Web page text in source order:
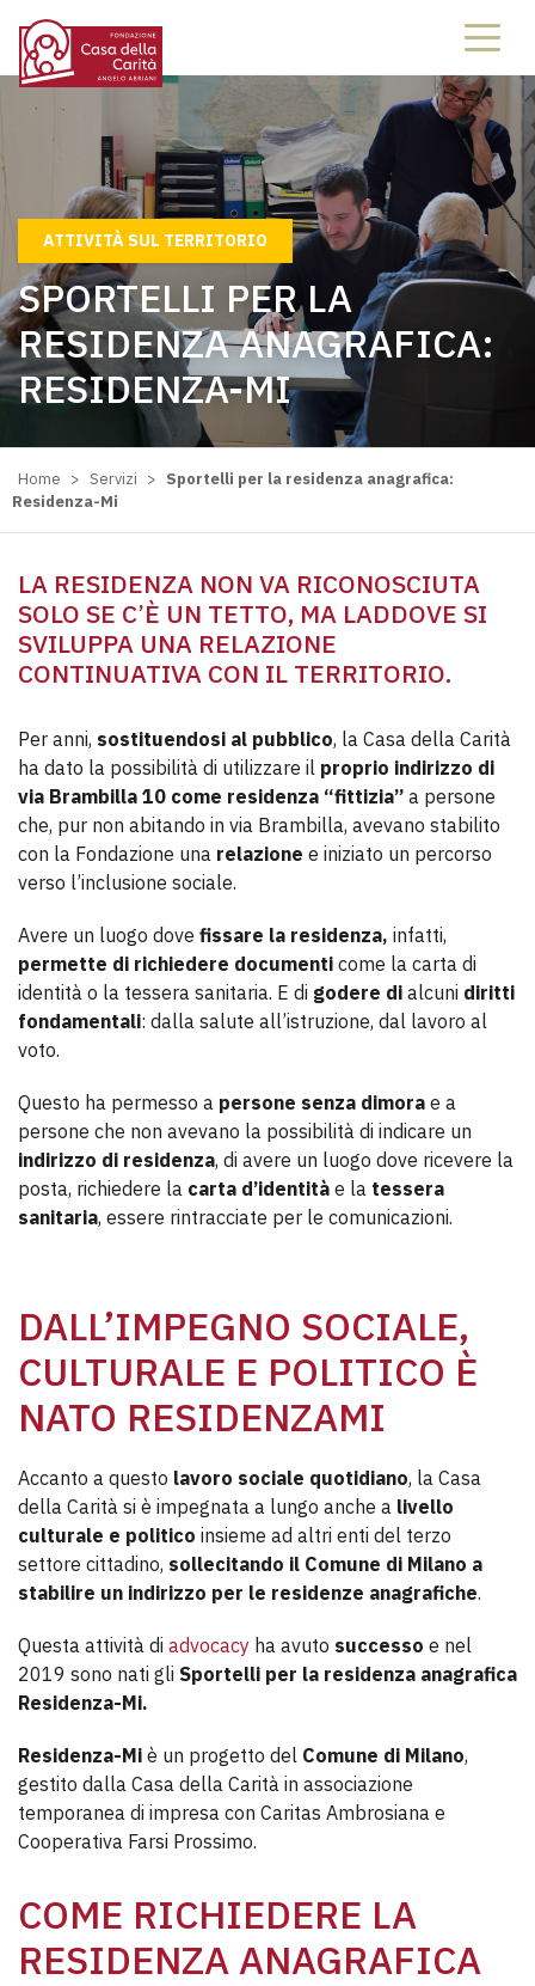
67956795
ATTIVITÀ SUL TERRITORIO
SPORTELLI PER LA
RESIDENZA ANAGRAFICA:
RESIDENZA-MI
Home > Servizi > Sportelli per la residenza anagrafica:
Residenza-Mi
LA RESIDENZA NON VA RICONOSCIUTA
SOLO SE C’È UN TETTO, MA LADDOVE SI
SVILUPPA UNA RELAZIONE
CONTINUATIVA CON IL TERRITORIO.
Per anni, sostituendosi al pubblico, la Casa della Carità
ha dato la possibilità di utilizzare il proprio indirizzo di
via Brambilla 10 come residenza “fittizia” a persone
che, pur non abitando in via Brambilla, avevano stabilito
con la Fondazione una relazione e iniziato un percorso
verso l’inclusione sociale.
Avere un luogo dove fissare la residenza, infatti,
permette di richiedere documenti come la carta di
identità o la tessera sanitaria. E di godere di alcuni diritti
fondamentali: dalla salute all’istruzione, dal lavoro al
voto.
Questo ha permesso a persone senza dimora e a
persone che non avevano la possibilità di indicare un
indirizzo di residenza, di avere un luogo dove ricevere la
posta, richiedere la carta d’identità e la tessera
sanitaria, essere rintracciate per le comunicazioni.
DALL’IMPEGNO SOCIALE,
CULTURALE E POLITICO È
NATO RESIDENZAMI
Accanto a questo lavoro sociale quotidiano, la Casa
della Carità si è impegnata a lungo anche a livello
culturale e politico insieme ad altri enti del terzo
settore cittadino, sollecitando il Comune di Milano a
stabilire un indirizzo per le residenze anagrafiche.
Questa attività di advocacy ha avuto successo e nel
2019 sono nati gli Sportelli per la residenza anagrafica
Residenza-Mi.
Residenza-Mi è un progetto del Comune di Milano,
gestito dalla Casa della Carità in associazione
temporanea di impresa con Caritas Ambrosiana e
Cooperativa Farsi Prossimo.
COME RICHIEDERE LA
RESIDENZA ANAGRAFICA